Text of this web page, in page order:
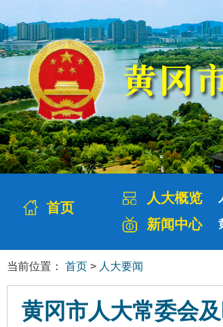
首页
人大概览
新闻中心
当前位置： 首页 > 人大要闻
黄冈市人大常委会